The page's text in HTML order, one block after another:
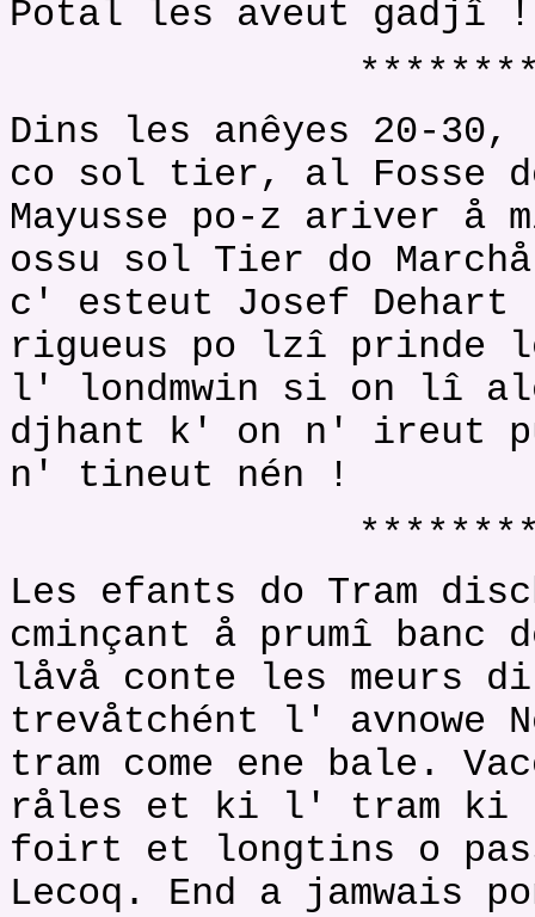
Potal les aveut gadjî !
Dins les anêyes 20-
co sol tier, al Fosse
Mayusse po-z ariver
ossu sol Tier do
c' esteut Josef
rigueus po lzî prinde
l' londmwin si on lî
djhant k' on n' ireut
n' tineut nén !
Les efants do Tram
cminçant å prumî
låvå conte les meurs
trevåtchént l' avnowe
tram come ene bale.
råles et ki l' tram ki
foirt et longtins o
Lecoq. End a jamwais